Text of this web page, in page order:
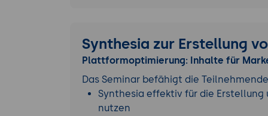
Synthesia zur Erstellung
Plattformoptimierung: Inhalte für
Das Seminar befähigt die
Synthesia effektiv für die
nutzen